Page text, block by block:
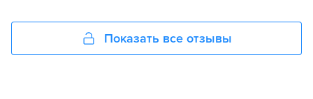
Показать все отзывы